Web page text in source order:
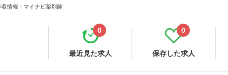
情報 - マイナビ薬剤師
最近見た求人
0
保存した求人
0